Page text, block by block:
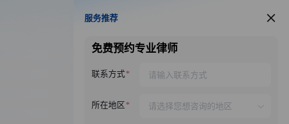
服务推荐
服务推荐
免费预约专业律师
联系方式
所在地区